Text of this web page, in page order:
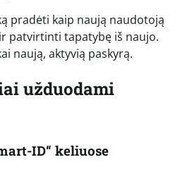
pradėti kaip naują naudotoją
patvirtinti tapatybę iš naujo.
naują, aktyvią paskyrą.
užduodami
ID“ keliuose